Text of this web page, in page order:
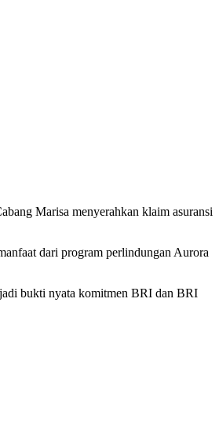
Marisa menyerahkan klaim asuransi
dari program perlindungan Aurora
bukti nyata komitmen BRI dan BRI